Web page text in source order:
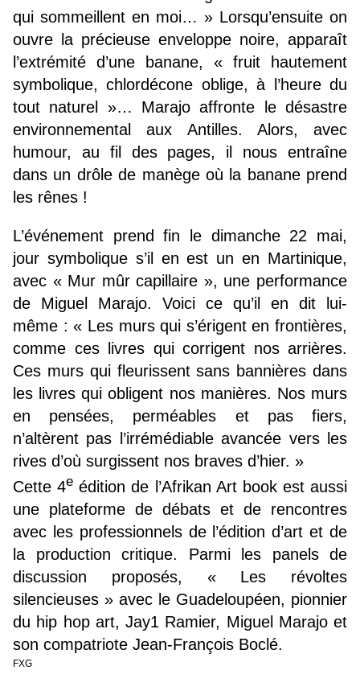
qui sommeillent en moi… » Lorsqu’ensuite on
ouvre la précieuse enveloppe noire, apparaît
l’extrémité d’une banane, « fruit hautement
symbolique, chlordécone oblige, à l’heure du
tout naturel »… Marajo affronte le désastre
environnemental aux Antilles. Alors, avec
humour, au fil des pages, il nous entraîne
dans un drôle de manège où la banane prend
les rênes !
L’événement prend fin le dimanche 22 mai,
jour symbolique s’il en est un en Martinique,
avec « Mur mûr capillaire », une performance
de Miguel Marajo. Voici ce qu’il en dit lui-
même : « Les murs qui s’érigent en frontières,
comme ces livres qui corrigent nos arrières.
Ces murs qui fleurissent sans bannières dans
les livres qui obligent nos manières. Nos murs
en pensées, perméables et pas fiers,
n’altèrent pas l’irrémédiable avancée vers les
rives d’où surgissent nos braves d’hier. »
Cette 4e édition de l’Afrikan Art book est aussi
une plateforme de débats et de rencontres
avec les professionnels de l’édition d’art et de
la production critique. Parmi les panels de
discussion proposés, « Les révoltes
silencieuses » avec le Guadeloupéen, pionnier
du hip hop art, Jay1 Ramier, Miguel Marajo et
son compatriote Jean-François Boclé.
FXG